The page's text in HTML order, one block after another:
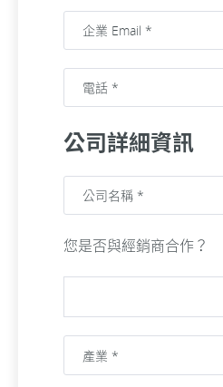
公司詳細資訊
您是否與經銷商合作？